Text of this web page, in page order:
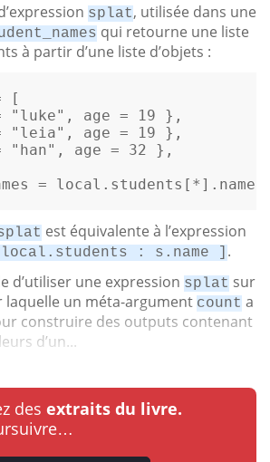
splat, utilisée dans une
qui retourne une liste
à partir d’une liste d’objets :
[
"luke" , age = 19 },
"leia" , age = 19 },
"han" , age = 32 },
= local .students[*].name
est équivalente à l’expression
: s.name ] .
d’utiliser une expression splat sur
laquelle un méta-argument count a
construire des outputs contenant
d’un...
des extraits du livre.